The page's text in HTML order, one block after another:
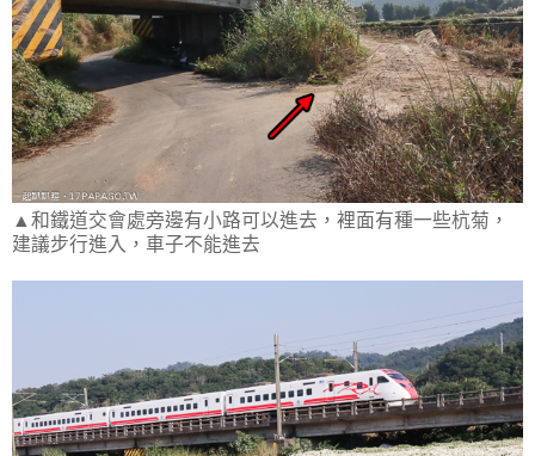
▲和鐵道交會處旁邊有小路可以進去，裡面有種一些杭菊，
建議步行進入，車子不能進去